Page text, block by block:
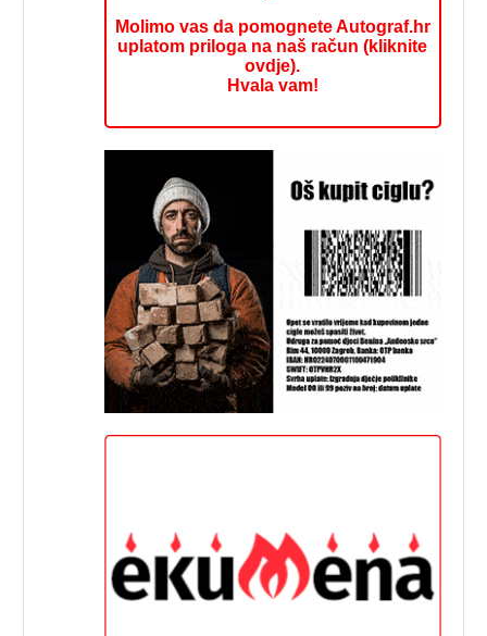
Molimo vas da pomognete Autograf.hr
uplatom priloga na naš račun (kliknite
ovdje).
Hvala vam!